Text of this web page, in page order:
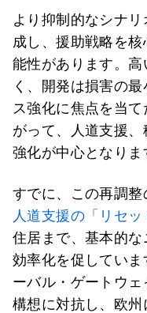
より抑制的なシナ
成し、援助戦略を
能性があります。
く、開発は損害の
ス強化に焦点を当
がって、人道支援
強化が中心となりま
すでに、この再調
人道支援の 「リセッ
住居まで、基本的
効率化を促してい
ーバル・ゲートウェ
構想に対抗し、欧州